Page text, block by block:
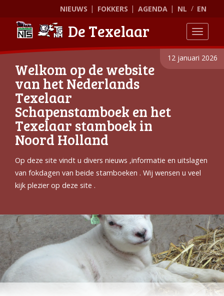
NIEUWS FOKKERS AGENDA NL EN
De Texelaar
12 januari 2026
Welkom op de website
van het Nederlands
Texelaar
Schapenstamboek en het
Texelaar stamboek in
Noord Holland
Op deze site vindt u divers nieuws ,informatie en uitslagen
van fokdagen van beide stamboeken . Wij wensen u veel
kijk plezier op deze site .